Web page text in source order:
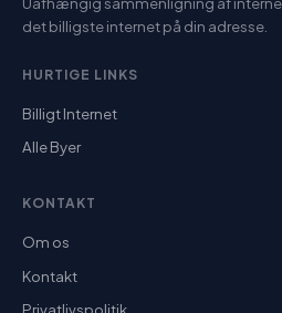
det billigste internet på din adresse.
HURTIGE LINKS
Billigt Internet
Alle Byer
KONTAKT
Om os
Kontakt